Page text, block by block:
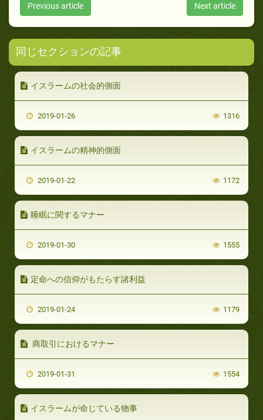
Previous article Next article
同じセクションの記事
イスラームの社会的側面
2019-01-26 1316
イスラームの精神的側面
2019-01-22 1172
睡眠に関するマナー
2019-01-30 1555
定命への信仰がもたらす諸利益
2019-01-24 1179
商取引におけるマナー
2019-01-31 1554
イスラームが命じている物事